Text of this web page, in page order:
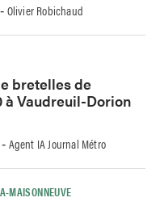
- Olivier Robichaud
bretelles de
à Vaudreuil-Dorion
- Agent IA Journal Métro
MAISONNEUVE